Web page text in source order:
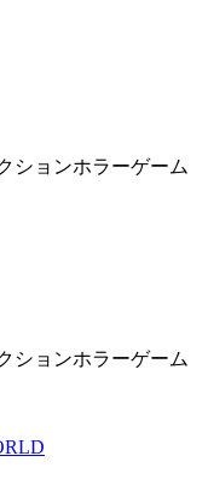
ションホラーゲーム
ションホラーゲーム